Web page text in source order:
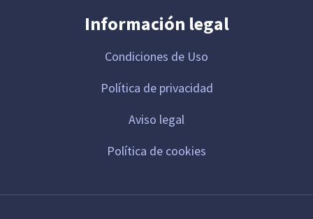
Información legal
Condiciones de Uso
Política de privacidad
Aviso legal
Política de cookies